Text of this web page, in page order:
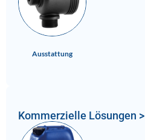
Ausstattung
Kommerzielle Lösungen >